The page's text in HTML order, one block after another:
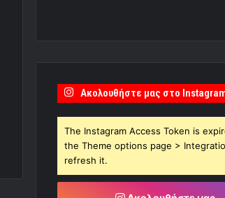
Ακολουθήστε μας στο
The Instagram Access Token is
the Theme options page >
refresh it.